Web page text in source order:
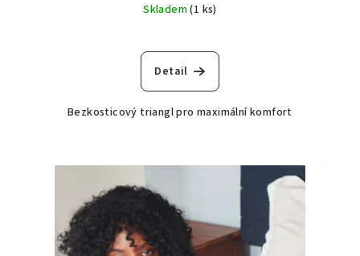
Skladem(1 ks)
Detail
Bezkosticový triangl pro maximální komfort